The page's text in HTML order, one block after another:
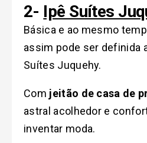
2- Ipê Suítes
Básica e ao mesmo
assim pode ser definida
Suítes Juquehy.
Com jeitão de casa de
astral acolhedor e
inventar moda.